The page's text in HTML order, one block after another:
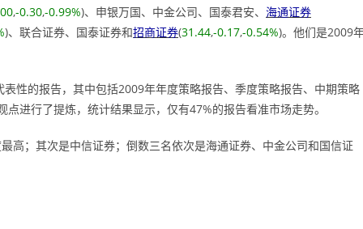
,-0.30,-0.99%)、申银万国、中金公司、国泰君安、 海通证券
)、联合证券、国泰证券和招商证券(31.44,-0.17,-0.54%)。他们是2009
性的报告，其中包括2009年年度策略报告、季度策略报告、中期策略
进行了提炼，统计结果显示，仅有47%的报告看准市场走势。
高；其次是中信证券；倒数三名依次是海通证券、中金公司和国信证